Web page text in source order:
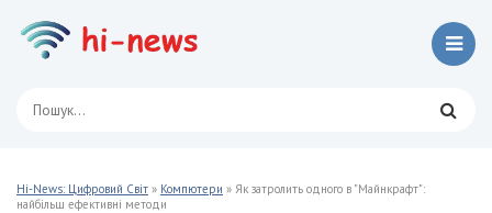
Hi-News: Цифровий Світ » Компютери » Як затролить одного в "Майнкрафт":
найбільш ефективні методи